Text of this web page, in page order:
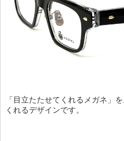
「目立たたせてくれるメガネ」
くれるデザインです。